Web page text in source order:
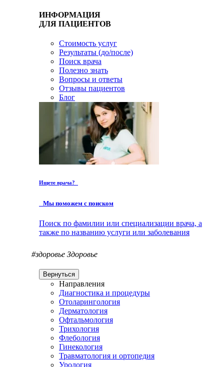
ИНФОРМАЦИЯ
ДЛЯ ПАЦИЕНТОВ
Стоимость услуг
Результаты (до/после)
Поиск врача
Полезно знать
Вопросы и ответы
Отзывы пациентов
Блог
Ищете врача?
Мы поможем с поиском
Поиск по фамилии или специализации врача, а
также по названию услуги или заболевания
#здоровье Здоровье
Вернуться
Направления
Диагностика и процедуры
Отоларингология
Дерматология
Офтальмология
Трихология
Флебология
Гинекология
Травматология и ортопедия
Урология